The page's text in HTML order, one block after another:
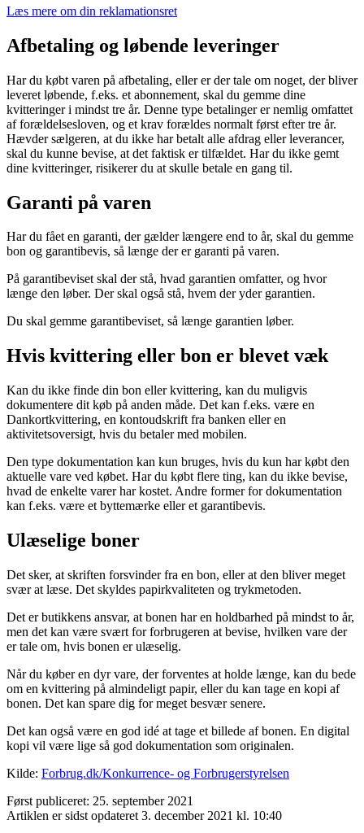
Læs mere om din reklamationsret
Afbetaling og løbende leveringer
Har du købt varen på afbetaling, eller er der tale om noget, der bliver
leveret løbende, f.eks. et abonnement, skal du gemme dine
kvitteringer i mindst tre år. Denne type betalinger er nemlig omfattet
af forældelsesloven, og et krav forældes normalt først efter tre år.
Hævder sælgeren, at du ikke har betalt alle afdrag eller leverancer,
skal du kunne bevise, at det faktisk er tilfældet. Har du ikke gemt
dine kvitteringer, risikerer du at skulle betale en gang til.
Garanti på varen
Har du fået en garanti, der gælder længere end to år, skal du gemme
bon og garantibevis, så længe der er garanti på varen.
På garantibeviset skal der stå, hvad garantien omfatter, og hvor
længe den løber. Der skal også stå, hvem der yder garantien.
Du skal gemme garantibeviset, så længe garantien løber.
Hvis kvittering eller bon er blevet væk
Kan du ikke finde din bon eller kvittering, kan du muligvis
dokumentere dit køb på anden måde. Det kan f.eks. være en
Dankortkvittering, en kontoudskrift fra banken eller en
aktivitetsoversigt, hvis du betaler med mobilen.
Den type dokumentation kan kun bruges, hvis du kun har købt den
aktuelle vare ved købet. Har du købt flere ting, kan du ikke bevise,
hvad de enkelte varer har kostet. Andre former for dokumentation
kan f.eks. være et byttemærke eller et garantibevis.
Ulæselige boner
Det sker, at skriften forsvinder fra en bon, eller at den bliver meget
svær at læse. Det skyldes papirkvaliteten og trykmetoden.
Det er butikkens ansvar, at bonen har en holdbarhed på mindst to år,
men det kan være svært for forbrugeren at bevise, hvilken vare der
er tale om, hvis bonen er ulæselig.
Når du køber en dyr vare, der forventes at holde længe, kan du bede
om en kvittering på almindeligt papir, eller du kan tage en kopi af
bonen. Det kan spare dig for meget besvær senere.
Det kan også være en god idé at tage et billede af bonen. En digital
kopi vil være lige så god dokumentation som originalen.
Kilde: Forbrug.dk/Konkurrence- og Forbrugerstyrelsen
Først publiceret: 25. september 2021
Artiklen er sidst opdateret 3. december 2021 kl. 10:40